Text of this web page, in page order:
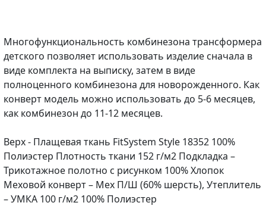
Многофункциональность комбинезона трансформера
детского позволяет использовать изделие сначала в
виде комплекта на выписку, затем в виде
полноценного комбинезона для новорожденного. Как
конверт модель можно использовать до 5-6 месяцев,
как комбинезон до 11-12 месяцев.
Верх - Плащевая ткань FitSystem Style 18352 100%
Полиэстер Плотность ткани 152 г/м2 Подкладка –
Трикотажное полотно с рисунком 100% Хлопок
Меховой конверт – Мех П/Ш (60% шерсть), Утеплитель
– УМКА 100 г/м2 100% Полиэстер